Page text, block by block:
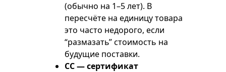
(обычно на 1–5 лет). В
пересчёте на единицу товара
это часто недорого, если
“размазать” стоимость на
будущие поставки.
СС — сертификат